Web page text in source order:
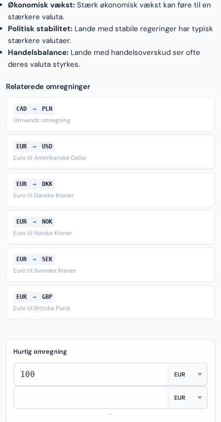
Økonomisk vækst: Stærk økonomisk vækst kan føre til en
stærkere valuta.
Politisk stabilitet: Lande med stabile regeringer har typisk
stærkere valutaer.
Handelsbalance: Lande med handelsoverskud ser ofte
deres valuta styrkes.
Relaterede omregninger
CAD → PLN
Omvendt omregning
EUR → USD
Euro til Amerikanske Dollar
EUR → DKK
Euro til Danske Kroner
EUR → NOK
Euro til Norske Kroner
EUR → SEK
Euro til Svenske Kroner
EUR → GBP
Euro til Britiske Pund
Hurtig omregning
—